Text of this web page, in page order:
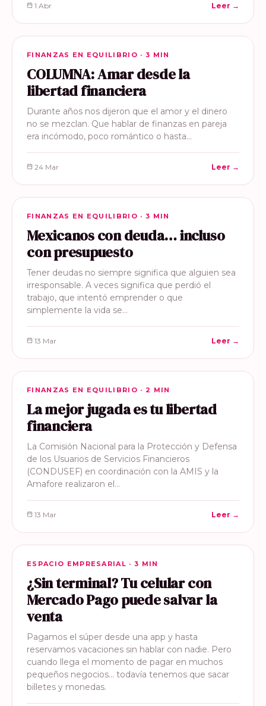
1 Abr Leer →
FINANZAS EN EQUILIBRIO
FINANZAS EN EQUILIBRIO · 3 MIN
COLUMNA: Amar desde la
libertad financiera
Durante años nos dijeron que el amor y el dinero
no se mezclan. Que hablar de finanzas en pareja
era incómodo, poco romántico o hasta…
24 Mar Leer →
FINANZAS EN EQUILIBRIO
FINANZAS EN EQUILIBRIO · 3 MIN
Mexicanos con deuda… incluso
con presupuesto
Tener deudas no siempre significa que alguien sea
irresponsable. A veces significa que perdió el
trabajo, que intentó emprender o que
simplemente la vida se…
13 Mar Leer →
FINANZAS EN EQUILIBRIO
FINANZAS EN EQUILIBRIO · 2 MIN
La mejor jugada es tu libertad
financiera
La Comisión Nacional para la Protección y Defensa
de los Usuarios de Servicios Financieros
(CONDUSEF) en coordinación con la AMIS y la
Amafore realizaron el…
13 Mar Leer →
ESPACIO EMPRESARIAL
ESPACIO EMPRESARIAL · 3 MIN
¿Sin terminal? Tu celular con
Mercado Pago puede salvar la
venta
Pagamos el súper desde una app y hasta
reservamos vacaciones sin hablar con nadie. Pero
cuando llega el momento de pagar en muchos
pequeños negocios… todavía tenemos que sacar
billetes y monedas.